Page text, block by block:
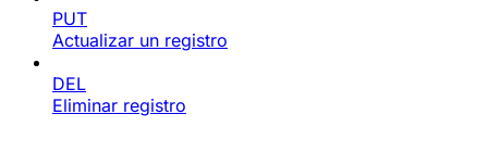
PUT
Actualizar un registro
DEL
Eliminar registro